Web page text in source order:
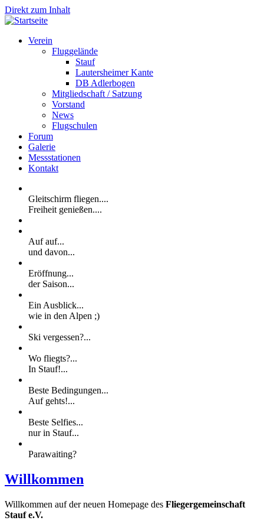
Direkt zum Inhalt
Verein
Fluggelände
Stauf
Lautersheimer Kante
DB Adlerbogen
Mitgliedschaft / Satzung
Vorstand
News
Flugschulen
Forum
Galerie
Messstationen
Kontakt
Gleitschirm fliegen....
Freiheit genießen....
Auf auf...
und davon...
Eröffnung...
der Saison...
Ein Ausblick...
wie in den Alpen ;)
Ski vergessen?...
Wo fliegts?...
In Stauf!...
Beste Bedingungen...
Auf gehts!...
Beste Selfies...
nur in Stauf...
Parawaiting?
Willkommen
Willkommen auf der neuen Homepage des Fliegergemeinschaft
Stauf e.V.